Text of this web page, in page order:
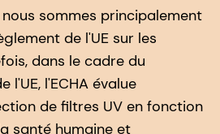
sommes principalement
de l'UE sur les
dans le cadre du
l'UE, l'ECHA évalue
de filtres UV en fonction
santé humaine et